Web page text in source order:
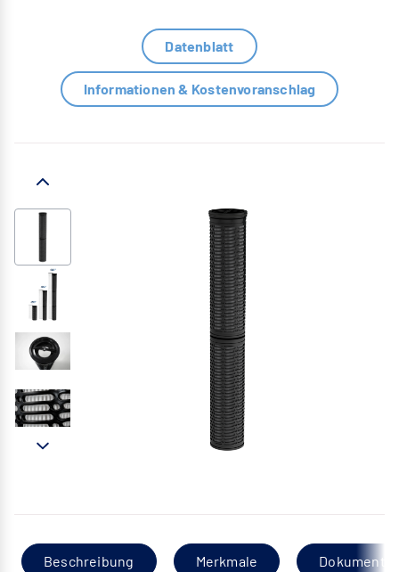
Datenblatt
Informationen & Kostenvoranschlag
Beschreibung Merkmale